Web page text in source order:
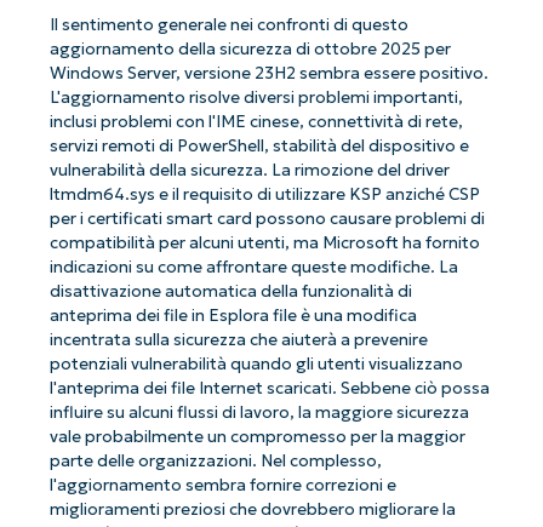
Il sentimento generale nei confronti di questo
aggiornamento della sicurezza di ottobre 2025 per
Windows Server, versione 23H2 sembra essere positivo.
L'aggiornamento risolve diversi problemi importanti,
inclusi problemi con l'IME cinese, connettività di rete,
servizi remoti di PowerShell, stabilità del dispositivo e
vulnerabilità della sicurezza. La rimozione del driver
ltmdm64.sys e il requisito di utilizzare KSP anziché CSP
per i certificati smart card possono causare problemi di
compatibilità per alcuni utenti, ma Microsoft ha fornito
indicazioni su come affrontare queste modifiche. La
disattivazione automatica della funzionalità di
anteprima dei file in Esplora file è una modifica
incentrata sulla sicurezza che aiuterà a prevenire
potenziali vulnerabilità quando gli utenti visualizzano
l'anteprima dei file Internet scaricati. Sebbene ciò possa
influire su alcuni flussi di lavoro, la maggiore sicurezza
vale probabilmente un compromesso per la maggior
parte delle organizzazioni. Nel complesso,
l'aggiornamento sembra fornire correzioni e
miglioramenti preziosi che dovrebbero migliorare la